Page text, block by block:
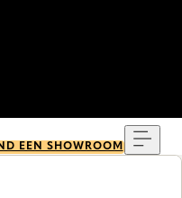
EEN SHOWROOM